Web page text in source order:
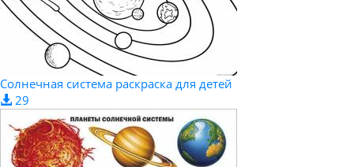
Солнечная система раскраска для детей
29